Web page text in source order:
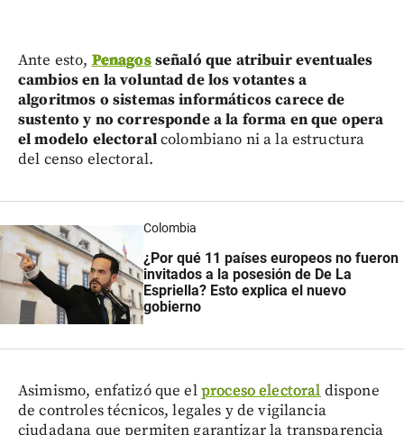
Ante esto, Penagosseñaló que atribuir eventuales
cambios en la voluntad de los votantes a
algoritmos o sistemas informáticos carece de
sustento y no corresponde a la forma en que opera
el modelo electoralcolombiano ni a la estructura
del censo electoral.
Colombia
¿Por qué 11 países europeos no fueron
invitados a la posesión de De La
Espriella? Esto explica el nuevo
gobierno
Asimismo, enfatizó que elproceso electoral dispone
de controles técnicos, legales y de vigilancia
ciudadana que permiten garantizar la transparencia